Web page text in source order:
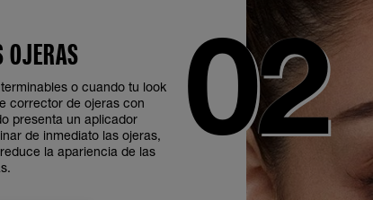
OJERAS
o cuando tu look
corrector de ojeras con
presenta un aplicador
de inmediato las ojeras,
la apariencia de las